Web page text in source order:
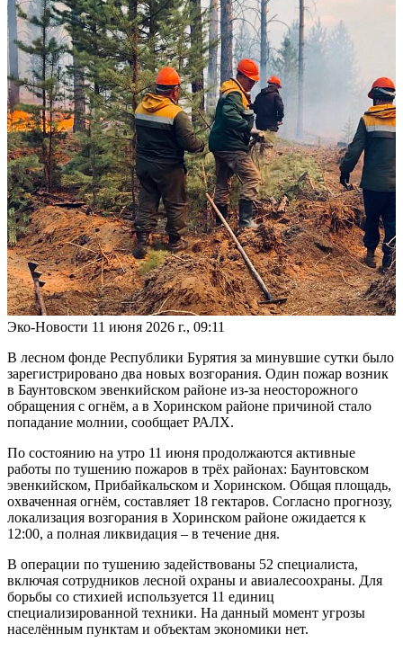
Эко-Новости 11 июня 2026 г., 09:11
В лесном фонде Республики Бурятия за минувшие сутки было
зарегистрировано два новых возгорания. Один пожар возник
в Баунтовском эвенкийском районе из-за неосторожного
обращения с огнём, а в Хоринском районе причиной стало
попадание молнии, сообщает РАЛХ.
По состоянию на утро 11 июня продолжаются активные
работы по тушению пожаров в трёх районах: Баунтовском
эвенкийском, Прибайкальском и Хоринском. Общая площадь,
охваченная огнём, составляет 18 гектаров. Согласно прогнозу,
локализация возгорания в Хоринском районе ожидается к
12:00, а полная ликвидация – в течение дня.
В операции по тушению задействованы 52 специалиста,
включая сотрудников лесной охраны и авиалесоохраны. Для
борьбы со стихией используется 11 единиц
специализированной техники. На данный момент угрозы
населённым пунктам и объектам экономики нет.